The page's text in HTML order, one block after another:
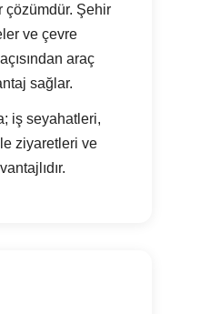
çözümdür. Şehir
ve çevre
araç
sağlar.
iş seyahatleri,
ziyaretleri ve